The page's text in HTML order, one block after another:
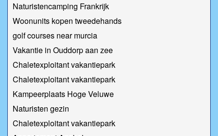
Naturistencamping Frankrijk
Woonunits kopen tweedehands
golf courses near murcia
Vakantie in Ouddorp aan zee
Chaletexploitant vakantiepark
Chaletexploitant vakantiepark
Kampeerplaats Hoge Veluwe
Naturisten gezin
Chaletexploitant vakantiepark